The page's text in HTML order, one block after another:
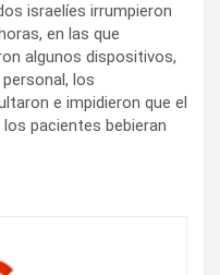
israelíes irrumpieron
en las que
algunos dispositivos,
los
e impidieron que el
pacientes bebieran